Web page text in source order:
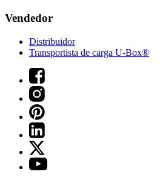
Vendedor
Distribuidor
Transportista de carga U-Box®